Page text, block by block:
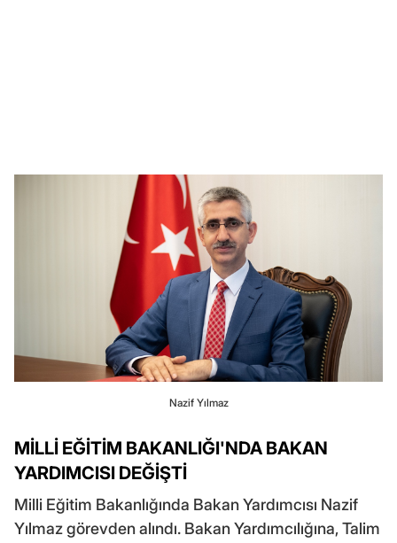
Nazif Yılmaz
MİLLİ EĞİTİM BAKANLIĞI'NDA BAKAN
YARDIMCISI DEĞİŞTİ
Milli Eğitim Bakanlığında Bakan Yardımcısı Nazif
Yılmaz görevden alındı. Bakan Yardımcılığına, Talim